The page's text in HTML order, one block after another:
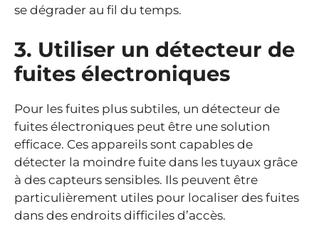
se dégrader au fil du temps.
3. Utiliser un détecteur de
fuites électroniques
Pour les fuites plus subtiles, un détecteur de
fuites électroniques peut être une solution
efficace. Ces appareils sont capables de
détecter la moindre fuite dans les tuyaux grâce
à des capteurs sensibles. Ils peuvent être
particulièrement utiles pour localiser des fuites
dans des endroits difficiles d’accès.